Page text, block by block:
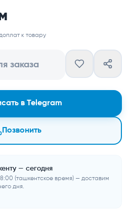
к товару
заказа
в Telegram
Позвонить
— сегодня
(ташкентское время) — доставим
дня.